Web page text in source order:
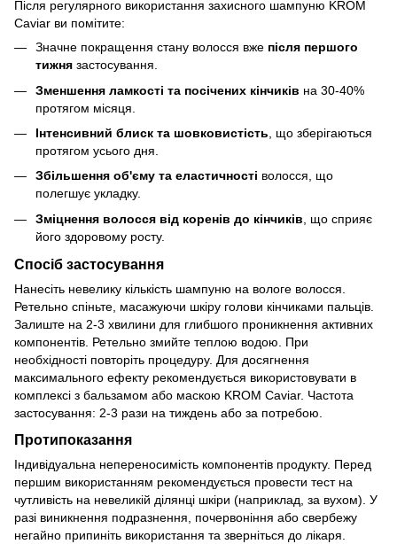
Після регулярного використання захисного шампуню KROM
Caviar ви помітите:
Значне покращення стану волосся вже після першого
тижня застосування.
Зменшення ламкості та посічених кінчиків на 30-40%
протягом місяця.
Інтенсивний блиск та шовковистість , що зберігаються
протягом усього дня.
Збільшення об'єму та еластичності волосся, що
полегшує укладку.
Зміцнення волосся від коренів до кінчиків , що сприяє
його здоровому росту.
Спосіб застосування
Нанесіть невелику кількість шампуню на вологе волосся.
Ретельно спіньте, масажуючи шкіру голови кінчиками пальців.
Залиште на 2-3 хвилини для глибшого проникнення активних
компонентів. Ретельно змийте теплою водою. При
необхідності повторіть процедуру. Для досягнення
максимального ефекту рекомендується використовувати в
комплексі з бальзамом або маскою KROM Caviar. Частота
застосування: 2-3 рази на тиждень або за потребою.
Протипоказання
Індивідуальна непереносимість компонентів продукту. Перед
першим використанням рекомендується провести тест на
чутливість на невеликій ділянці шкіри (наприклад, за вухом). У
разі виникнення подразнення, почервоніння або свербежу
негайно припиніть використання та зверніться до лікаря.